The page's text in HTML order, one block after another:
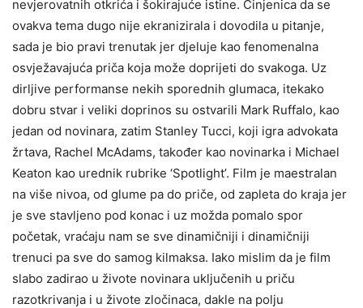
nevjerovatnih otkrića i šokirajuće istine. Činjenica da se
ovakva tema dugo nije ekranizirala i dovodila u pitanje,
sada je bio pravi trenutak jer djeluje kao fenomenalna
osvježavajuća priča koja može doprijeti do svakoga. Uz
dirljive performanse nekih sporednih glumaca, itekako
dobru stvar i veliki doprinos su ostvarili Mark Ruffalo, kao
jedan od novinara, zatim Stanley Tucci, koji igra advokata
žrtava, Rachel McAdams, također kao novinarka i Michael
Keaton kao urednik rubrike ‘Spotlight’. Film je maestralan
na više nivoa, od glume pa do priče, od zapleta do kraja jer
je sve stavljeno pod konac i uz možda pomalo spor
početak, vraćaju nam se sve dinamičniji i dinamičniji
trenuci pa sve do samog kilmaksa. Iako mislim da je film
slabo zadirao u živote novinara uključenih u priču
razotkrivanja i u živote zločinaca, dakle na polju